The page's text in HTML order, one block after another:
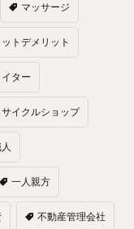
マッサージ
ットデメリット
イター
サイクルショップ
一人親方
不動産管理会社